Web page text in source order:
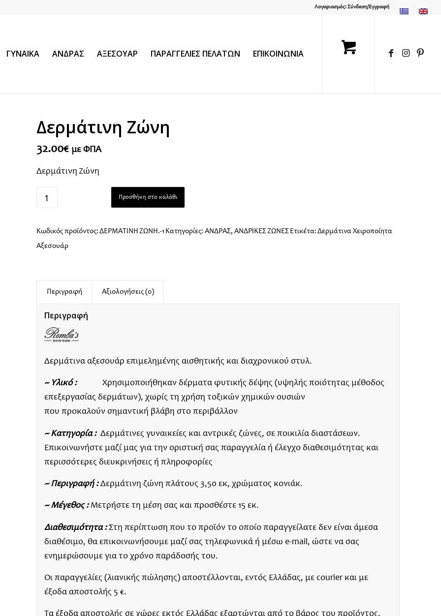
Λογαριασμός: Σύνδεση/Εγγραφή
ΓΥΝΑΙΚΑ ΑΝΔΡΑΣ ΑΞΕΣΟΥΑΡ ΠΑΡΑΓΓΕΛΙΕΣ ΠΕΛΑΤΩΝ ΕΠΙΚΟΙΝΩΝΙΑ
Δερμάτινη Ζώνη
32.00€ με ΦΠΑ
Δερμάτινη Ζώνη
Προσθήκη στο καλάθι
Κωδικός προϊόντος: ΔΕΡΜΑΤΙΝΗ ΖΩΝΗ.-1 Κατηγορίες: ΑΝΔΡΑΣ, ΑΝΔΡΙΚΕΣ ΖΩΝΕΣ Ετικέτα: Δερμάτινα Χειροποίητα
Αξεσουάρ
Περιγραφή Αξιολογήσεις (0)
Περιγραφή
Δερμάτινα αξεσουάρ επιμελημένης αισθητικής και διαχρονικού στυλ.
~ Υλικό :
Χρησιμοποιήθηκαν δέρματα φυτικής δέψης (υψηλής ποιότητας μέθοδος
επεξεργασίας δερμάτων), χωρίς τη χρήση τοξικών χημικών ουσιών
που προκαλούν σημαντική βλάβη στο περιβάλλον
~ Κατηγορία : Δερμάτινες γυναικείες και αντρικές ζώνες, σε ποικιλία διαστάσεων.
Επικοινωνήστε μαζί μας για την οριστική σας παραγγελία ή έλεγχο διαθεσιμότητας και
περισσότερες διευκρινήσεις ή πληροφορίες
~ Περιγραφή :Δερμάτινη ζώνη πλάτους 3,50 εκ, χρώματος κονιάκ.
~ Μέγεθος : Μετρήστε τη μέση σας και προσθέστε 15 εκ.
Διαθεσιμότητα :Στη περίπτωση που το προϊόν το οποίο παραγγείλατε δεν είναι άμεσα
διαθέσιμο, θα επικοινωνήσουμε μαζί σας τηλεφωνικά ή μέσω e-mail, ώστε να σας
ενημερώσουμε για το χρόνο παράδοσής του.
Οι παραγγελίες (λιανικής πώλησης) αποστέλλονται, εντός Ελλάδας, με courier και με
έξοδα αποστολής 5 €.
Τα έξοδα αποστολής σε χώρες εκτός Ελλάδας εξαρτώνται από το βάρος του προϊόντος.